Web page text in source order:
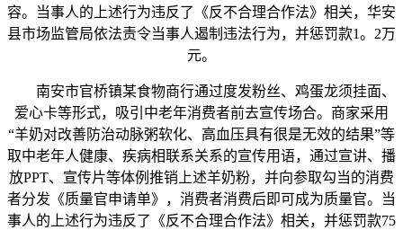
容。当事人的上述行为违反了《反不合理合作法》相关，华安
县市场监管局依法责令当事人遏制违法行为，并惩罚款1。2万
元。
南安市官桥镇某食物商行通过度发粉丝、鸡蛋龙须挂面、
爱心卡等形式，吸引中老年消费者前去宣传场合。商家采用
“羊奶对改善防治动脉粥软化、高血压具有很是无效的结果”等
取中老年人健康、疾病相联系关系的宣传用语，通过宣讲、播
放PPT、宣传片等体例推销上述羊奶粉，并向参取勾当的消费
者分发《质量官申请单》，消费者消费后即可成为质量官。当
事人的上述行为违反了《反不合理合作法》相关，并惩罚款75